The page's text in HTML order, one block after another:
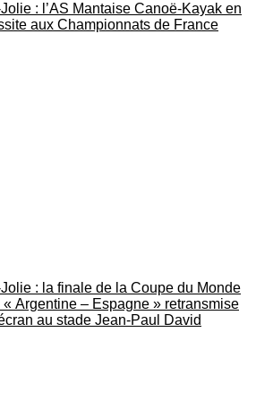
: l’AS Mantaise Canoë‑Kayak en
aux Championnats de France
: la finale de la Coupe du Monde
Argentine – Espagne » retransmise
au stade Jean-Paul David